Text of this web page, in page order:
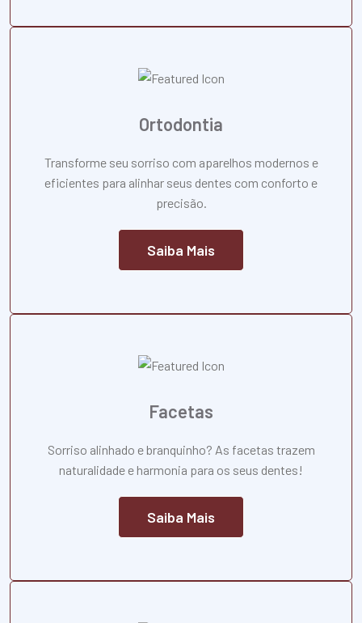
Ortodontia
Transforme seu sorriso com aparelhos modernos e
eficientes para alinhar seus dentes com conforto e
precisão.
Saiba Mais
Facetas
Sorriso alinhado e branquinho? As facetas trazem
naturalidade e harmonia para os seus dentes!
Saiba Mais